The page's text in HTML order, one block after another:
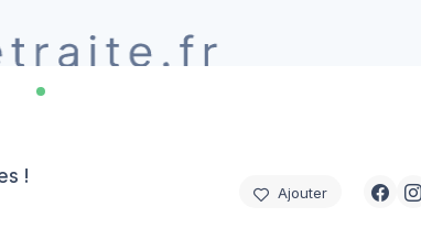
!
Ajouter